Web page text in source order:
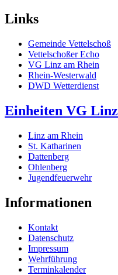
Links
Gemeinde Vettelschoß
Vettelschoßer Echo
VG Linz am Rhein
Rhein-Westerwald
DWD Wetterdienst
Einheiten VG Linz
Linz am Rhein
St. Katharinen
Dattenberg
Ohlenberg
Jugendfeuerwehr
Informationen
Kontakt
Datenschutz
Impressum
Wehrführung
Terminkalender